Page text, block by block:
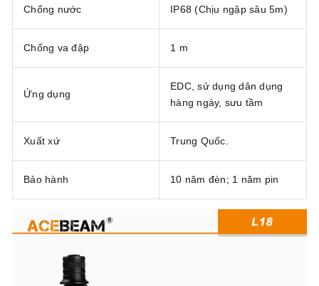
Chống nước IP68 (Chịu ngập sâu 5m)
Chống va đập 1 m
Ứng dụng
EDC, sử dụng dân dụng
hàng ngày, sưu tầm
Xuất xứ Trung Quốc.
Bảo hành 10 năm đèn; 1 năm pin